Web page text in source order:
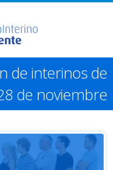
de interinos de
de noviembre